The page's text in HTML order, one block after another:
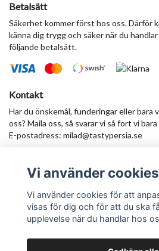
Betalsätt
Säkerhet kommer först hos oss. Därför
känna dig trygg och säker när du
följande betalsätt.
Kontakt
Har du önskemål, funderingar eller bara
oss? Maila oss, så svarar vi så fort vi bara
E-postadress: milad@tastypersia.se
Anmäl dig till vårt nyhetsbrev
Vi använder cookies
Vi använder cookies för att
visas för dig och för att du ska
upplevelse när du handlar hos